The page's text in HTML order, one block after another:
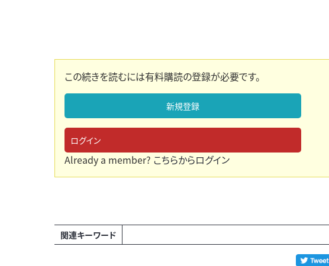
この続きを読むには有料購読の登録が必要です。
新規登録
ログイン
Already a member? こちらからログイン
関連キーワード